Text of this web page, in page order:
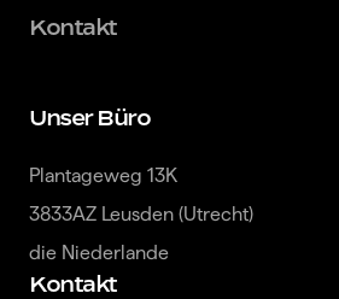
Kontakt
Unser Büro
Plantageweg 13K
3833AZ Leusden (Utrecht)
die Niederlande
Kontakt